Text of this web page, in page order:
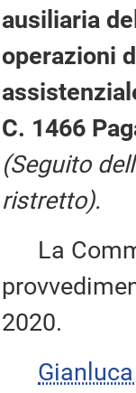
ausiliaria
operazioni
C. 1466
(Seguito
ristretto).
La
2020.